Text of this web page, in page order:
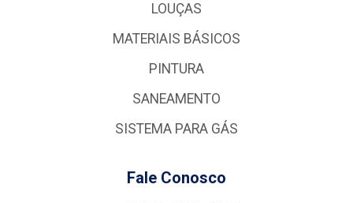
LOUÇAS
MATERIAIS BÁSICOS
PINTURA
SANEAMENTO
SISTEMA PARA GÁS
Fale Conosco